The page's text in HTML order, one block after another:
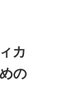
カ
の